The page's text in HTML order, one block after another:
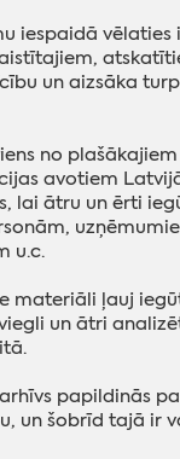
iespaidā
un aizsāka
no
avotiem
lai ātru un ērti
u.c.
materiāli ļauj
un ātri
papildinās
un šobrīd tajā ir